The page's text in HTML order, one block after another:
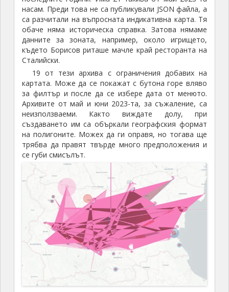
насам. Преди това не са публикували JSON файла, а
са разчитали на въпросната индикативна карта. Тя
обаче няма историческа справка. Затова нямаме
данните за зоната, например, около игрището,
където Борисов риташе мачле край ресторанта на
Сталийски.
19 от тези архива с ограничения добавих на
картата. Може да се покажат с бутона горе вляво
за филтър и после да се избере дата от менюто.
Архивите от май и юни 2023-та, за съжаление, са
неизползваеми. Както виждате долу, при
създаването им са объркали географския формат
на полигоните. Можех да ги оправя, но тогава ще
трябва да правят твърде много предположения и
се губи смисълът.